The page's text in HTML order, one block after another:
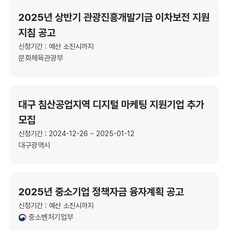
2025년 상반기 관광진흥개발기금 이차보전 지원
지침 공고
신청기간 : 예산 소진시까지
문화체육관광부
대구 침산공업지역 디지털 마케팅 지원기업 추가
모집
신청기간 : 2024-12-26 ~ 2025-01-12
대구광역시
2025년 중소기업 정책자금 융자계획 공고
신청기간 : 예산 소진시까지
중소벤처기업부